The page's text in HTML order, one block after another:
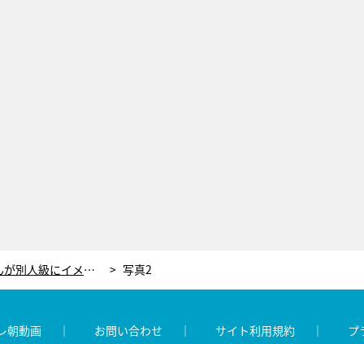
【ドラえもん】しずかちゃんが別人級にイメチェン！トレードマークのおさげから印象ガラリ 写真2
朝動画 お問い合わせ サイト利用規約 プ